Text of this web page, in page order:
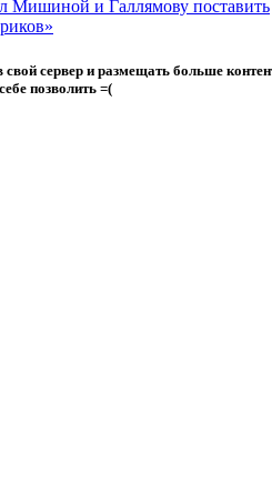
Мишиной и Галлямову поставить
сервер и размещать больше
позволить =(